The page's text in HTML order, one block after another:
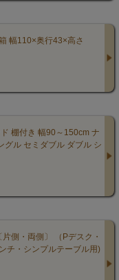
幅110×奥行43×高さ
棚付き 幅90～150cm ナ
グル セミダブル ダブル シ
側・両側〕 （Pデスク・
チ・シンプルテーブル用)